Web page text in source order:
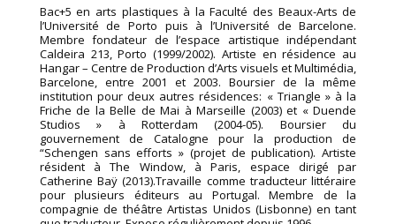
Bac+5 en arts plastiques à la Faculté des Beaux-Arts de
l’Université de Porto puis à l’Université de Barcelone.
Membre fondateur de l’espace artistique indépendant
Caldeira 213, Porto (1999/2002). Artiste en résidence au
Hangar – Centre de Production d’Arts visuels et Multimédia,
Barcelone, entre 2001 et 2003. Boursier de la même
institution pour deux autres résidences: « Triangle » à la
Friche de la Belle de Mai à Marseille (2003) et « Duende
Studios » à Rotterdam (2004-05). Boursier du
gouvernement de Catalogne pour la production de
“Schengen sans efforts » (projet de publication). Artiste
résident à The Window, à Paris, espace dirigé par
Catherine Baÿ (2013).Travaille comme traducteur littéraire
pour plusieurs éditeurs au Portugal. Membre de la
compagnie de théâtre Artistas Unidos (Lisbonne) en tant